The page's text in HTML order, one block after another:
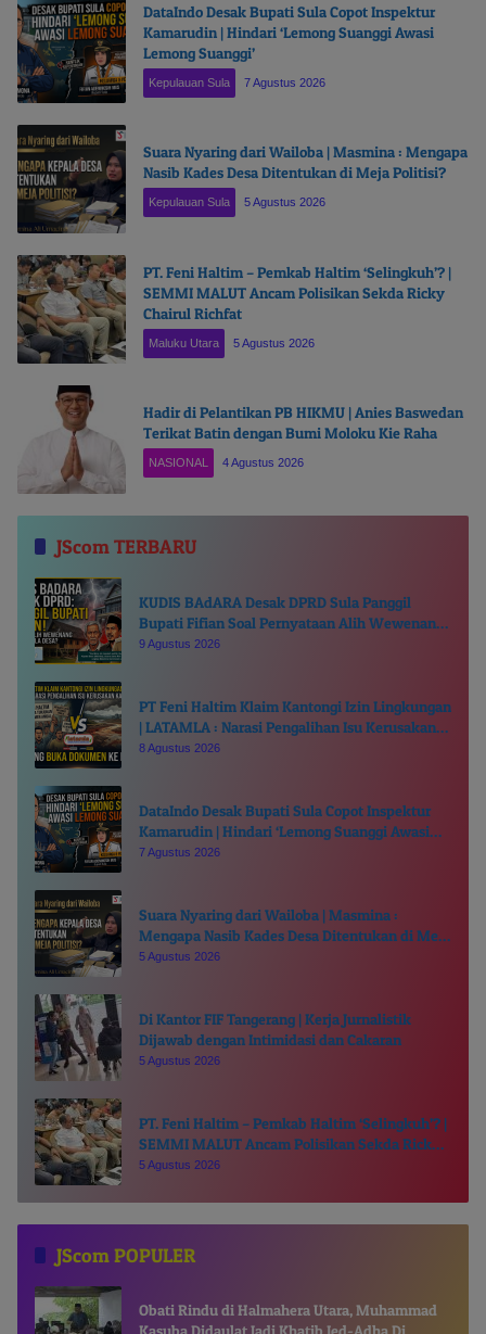
DataIndo Desak Bupati Sula Copot Inspektur
Kamarudin | Hindari ‘Lemong Suanggi Awasi
Lemong Suanggi’
Kepulauan Sula 7 Agustus 2026
Suara Nyaring dari Wailoba | Masmina : Mengapa
Nasib Kades Desa Ditentukan di Meja Politisi?
Kepulauan Sula 5 Agustus 2026
PT. Feni Haltim – Pemkab Haltim ‘Selingkuh’? |
SEMMI MALUT Ancam Polisikan Sekda Ricky
Chairul Richfat
Maluku Utara 5 Agustus 2026
Hadir di Pelantikan PB HIKMU | Anies Baswedan
Terikat Batin dengan Bumi Moloku Kie Raha
NASIONAL 4 Agustus 2026
JScom TERBARU
KUDIS BAdARA Desak DPRD Sula Panggil
Bupati Fifian Soal Pernyataan Alih Wewenang
Ganti Kepala Desa
9 Agustus 2026
PT Feni Haltim Klaim Kantongi Izin Lingkungan
| LATAMLA : Narasi Pengalihan Isu Kerusakan
Kali Kukuba, Tantang Buka Dokumen ke Publik
8 Agustus 2026
DataIndo Desak Bupati Sula Copot Inspektur
Kamarudin | Hindari ‘Lemong Suanggi Awasi
Lemong Suanggi’
7 Agustus 2026
Suara Nyaring dari Wailoba | Masmina :
Mengapa Nasib Kades Desa Ditentukan di Meja
Politisi?
5 Agustus 2026
Di Kantor FIF Tangerang | Kerja Jurnalistik
Dijawab dengan Intimidasi dan Cakaran
5 Agustus 2026
PT. Feni Haltim – Pemkab Haltim ‘Selingkuh’? |
SEMMI MALUT Ancam Polisikan Sekda Ricky
Chairul Richfat
5 Agustus 2026
JScom POPULER
Obati Rindu di Halmahera Utara, Muhammad